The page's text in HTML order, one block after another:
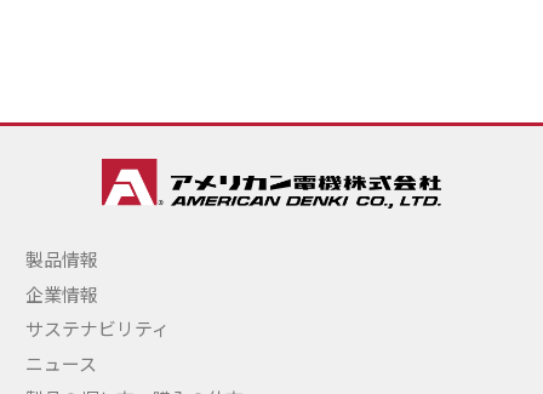
製品情報
企業情報
サステナビリティ
ニュース